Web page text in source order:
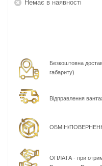
Немає в наявності
Безкоштовна
габариту)
Відправлення
ОБМІН/
ОПЛАТА - при